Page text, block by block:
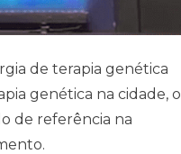
de terapia genética
genética na cidade, o
de referência na